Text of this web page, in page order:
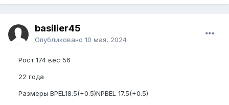
basilier45
Опубликовано 10 мая, 2024
Рост 174 вес 56
22 года
Размеры BPEL18.5(+0.5)NPBEL 17.5(+0.5)